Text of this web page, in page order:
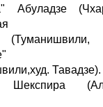
Абуладзе
(Туманишвили,
Тавадзе).